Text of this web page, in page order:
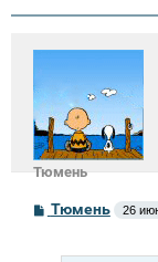
Тюмень
СТюмень 26